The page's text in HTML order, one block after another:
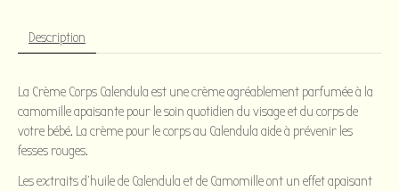
Description
La Crème Corps Calendula est une crème agréablement parfumée à la
camomille apaisante pour le soin quotidien du visage et du corps de
votre bébé. La crème pour le corps au Calendula aide à prévenir les
fesses rouges.
Les extraits d'huile de Calendula et de Camomille ont un effet apaisant